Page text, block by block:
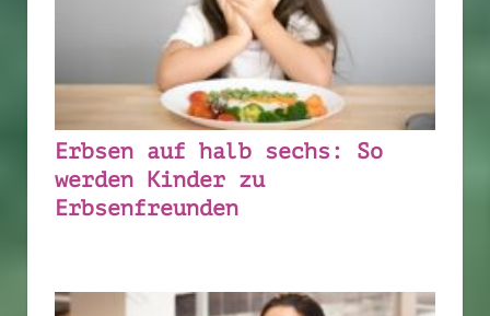
Erbsen auf halb sechs: So
werden Kinder zu
Erbsenfreunden